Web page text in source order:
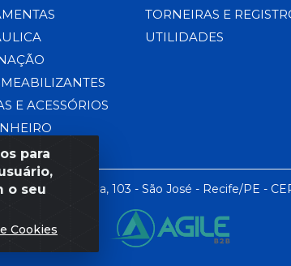
para
o seu
Cookies
E ACESSÓRIOS
TORNEIRAS E
UTILIDADES
- Rua da Praia, 103 - São José - Recife/PE -